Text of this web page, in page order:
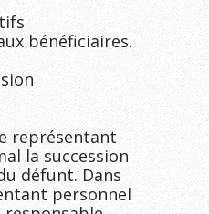
bénéficiaires.
représentant
la succession
défunt. Dans
personnel